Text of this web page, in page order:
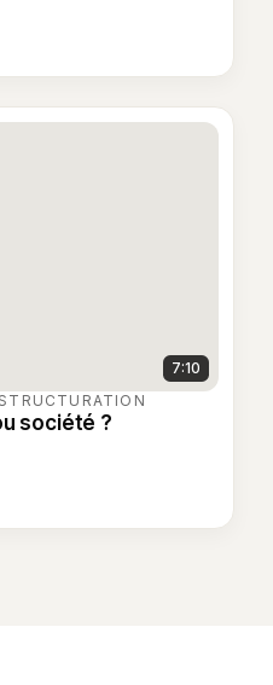
7:10
société ?